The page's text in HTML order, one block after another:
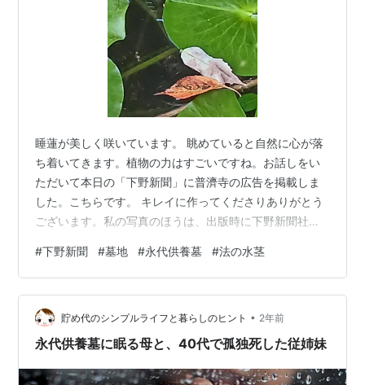
睡蓮が美しく咲いています。 眺めていると自然に心が落
ち着いてきます。植物の力はすごいですね。お話しをい
ただいて本日の「下野新聞」に普濟寺の広告を掲載しま
した。こちらです。 キレイに作ってくださりありがとう
ございます。私の写真のほうは、出版時に下野新聞社の
書院HP） www.musashinoshoin.co.jpまずはお寺の存在
を知っていただけましたら有り難く思います。 ランキン
グ参加中言葉を紡ぐ人たち ランキング参加中寺院 ランキ
ング参加中仏教（生きる術）を学ぶ日記 ※ ※ 最後までお
読みくださりありがとうございました。
#下野新聞 #墓地 #永代供養墓 #法の水茎
貯め代のシンプルライフと暮らしのヒント • 2年前
永代供養墓に眠る母と、40代で孤独死した従姉妹